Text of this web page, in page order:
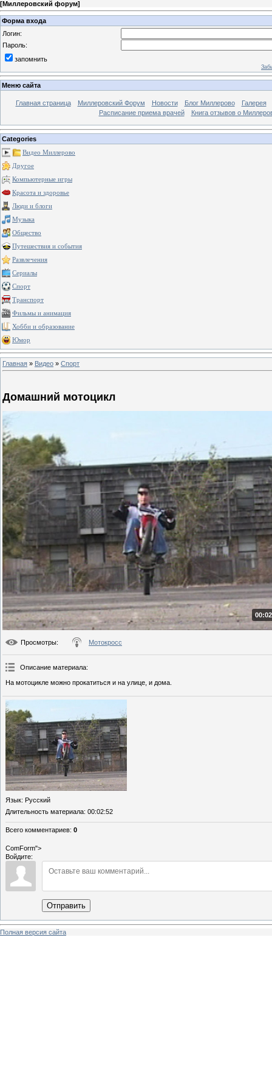
[Миллеровский форум]
Форма входа
Логин:
Пароль:
запомнить
Меню сайта
Главная страница Миллеровский Форум Новости Блог Миллерово
Галерея
Расписание приема врачей
Книга отзывов о
Categories
Видео Миллерово
Другое
Компьютерные игры
Красота и здоровье
Люди и блоги
Музыка
Общество
Путешествия и события
Развлечения
Сериалы
Спорт
Транспорт
Фильмы и анимация
Хобби и образование
Юмор
Главная » Видео » Спорт
Домашний мотоцикл
Просмотры: Мотокросс
Описание материала:
На мотоцикле можно прокатиться и на улице, и дома.
Язык: Русский
Длительность материала: 00:02:52
Всего комментариев: 0
ComForm">
Войдите:
Отправить
Полная версия сайта